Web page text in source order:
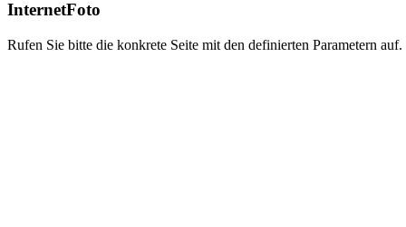
InternetFoto
Rufen Sie bitte die konkrete Seite mit den definierten Parametern auf.